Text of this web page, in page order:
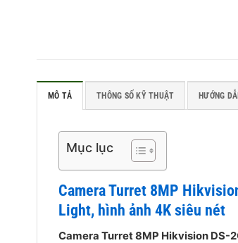
MÔ TẢ THÔNG SỐ KỸ THUẬT HƯỚNG
Mục lục
Camera Turret 8MP
Light, hình ảnh 4K siêu nét
Camera Turret 8MP Hikvision DS-